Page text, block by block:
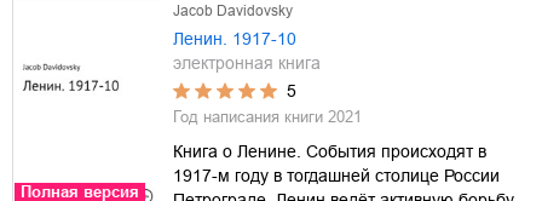
Полная версия
Jacob Davidovsky
Ленин. 1917-10
электронная книга
5
Год написания книги 2021
Книга о Ленине. События происходят в
1917-м году в тогдашней столице России